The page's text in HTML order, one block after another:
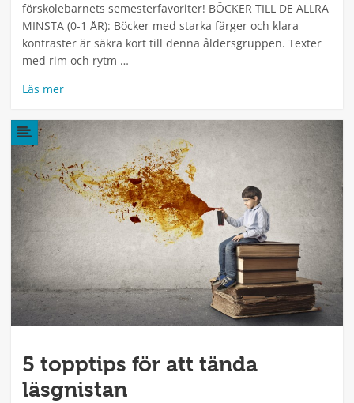
förskolebarnets semesterfavoriter! BÖCKER TILL DE ALLRA
MINSTA (0-1 ÅR): Böcker med starka färger och klara
kontraster är säkra kort till denna åldersgruppen. Texter
med rim och rytm …
Läs mer
5 topptips för att tända
läsgnistan